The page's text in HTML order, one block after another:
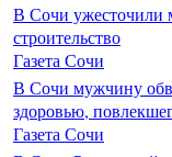
В Сочи ужесточили
строительство
Газета Сочи
В Сочи мужчину
здоровью,
Газета Сочи